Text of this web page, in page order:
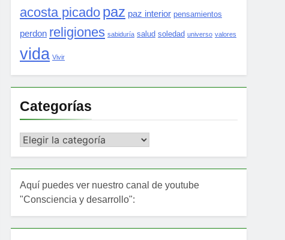
acosta picado paz paz interior pensamientos
perdon religiones sabiduría salud soledad universo valores
vida Vivir
Categorías
Categorías
Aquí puedes ver nuestro canal de youtube
"Consciencia y desarrollo":